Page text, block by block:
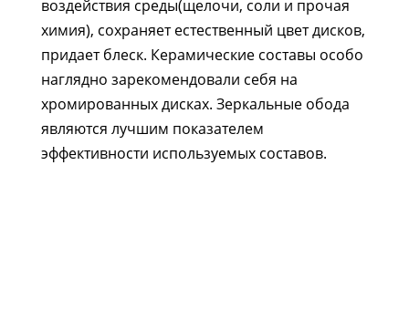
воздействия среды(щелочи, соли и прочая
химия), сохраняет естественный цвет дисков,
придает блеск. Керамические составы особо
наглядно зарекомендовали себя на
хромированных дисках. Зеркальные обода
являются лучшим показателем
эффективности используемых составов.